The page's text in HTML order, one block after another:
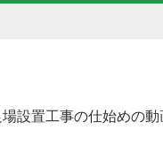
場設置工事の仕始めの